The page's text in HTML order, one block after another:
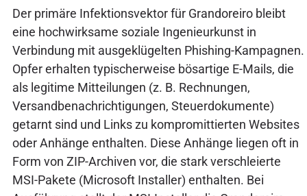
Der primäre Infektionsvektor für Grandoreiro bleibt
eine hochwirksame soziale Ingenieurkunst in
Verbindung mit ausgeklügelten Phishing-Kampagnen.
Opfer erhalten typischerweise bösartige E-Mails, die
als legitime Mitteilungen (z. B. Rechnungen,
Versandbenachrichtigungen, Steuerdokumente)
getarnt sind und Links zu kompromittierten Websites
oder Anhänge enthalten. Diese Anhänge liegen oft in
Form von ZIP-Archiven vor, die stark verschleierte
MSI-Pakete (Microsoft Installer) enthalten. Bei